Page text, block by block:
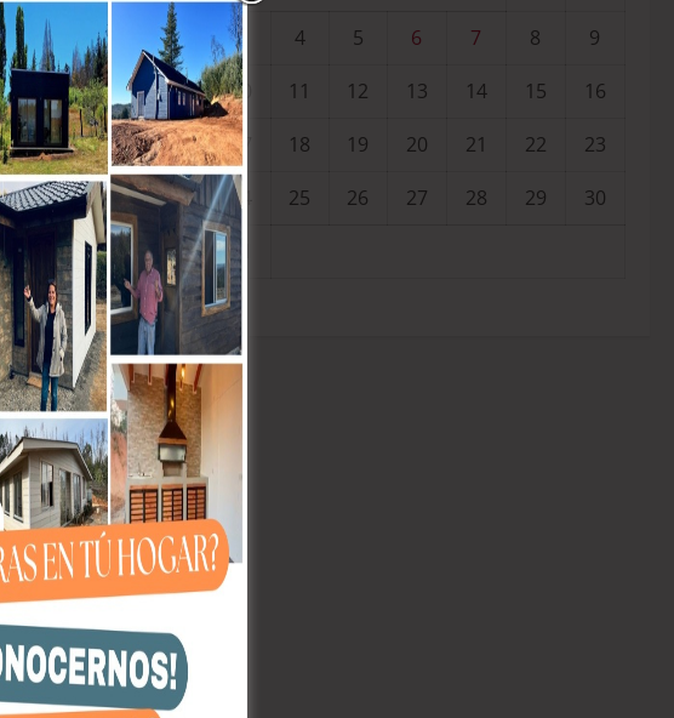
el paso
de
el Seremi,
de manera
vigilancia y
3
4 5 6 7 8
9
10
11 12 13 14 15
16
17
18 19 20 21 22
23
24
25 26 27 28 29
30
31
« Jul